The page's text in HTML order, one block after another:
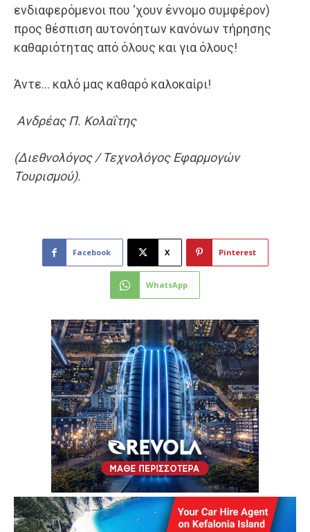
ενδιαφερόμενοι που ‘χουν έννομο συμφέρον)
προς θέσπιση αυτονόητων κανόνων τήρησης
καθαριότητας από όλους και για όλους!
Άντε… καλό μας καθαρό καλοκαίρι!
Aνδρέας Π. Κολαΐτης
(Διεθνολόγος / Τεχνολόγος Εφαρμογών
Τουρισμού).
Facebook X Pinterest
WhatsApp